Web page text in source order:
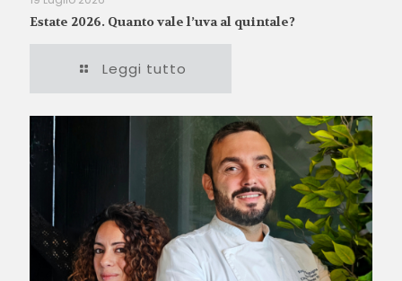
Estate 2026. Quanto vale l’uva al quintale?
Leggi tutto